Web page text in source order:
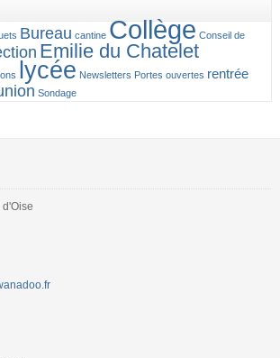
Bureau cantine Collège Conseil de
Emilie du Chatelet
lycée Newsletters Portes ouvertes rentrée
Sondage
d'Oise